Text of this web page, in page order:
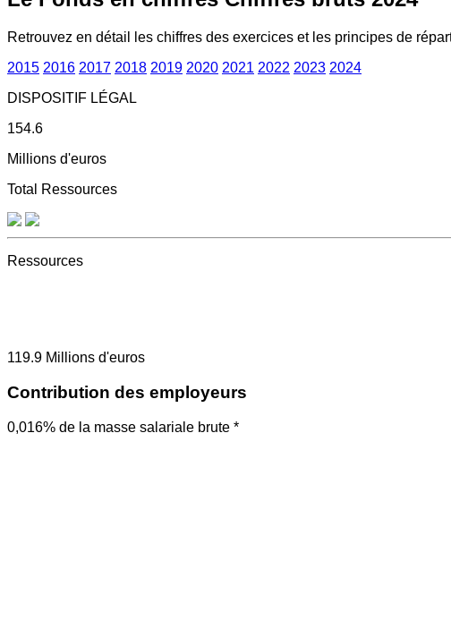
Retrouvez en détail les chiffres des exercices et les principes de
2015 2016 2017 2018 2019 2020 2021 2022 2023 2024
DISPOSITIF LÉGAL
154.6
Millions d'euros
Total Ressources
Ressources
119.9 Millions d'euros
Contribution des employeurs
0,016% de la masse salariale brute *